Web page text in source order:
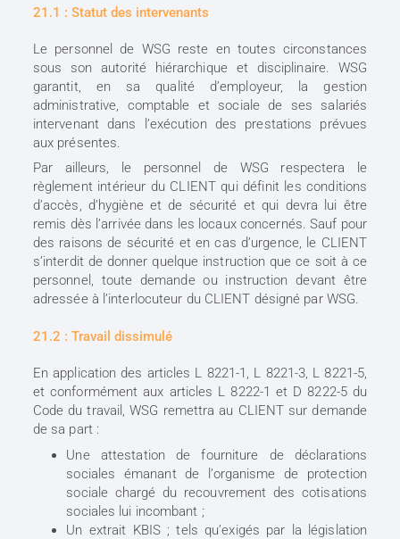
21.1 : Statut des intervenants
Le personnel de WSG reste en toutes circonstances
sous son autorité hiérarchique et disciplinaire. WSG
garantit, en sa qualité d’employeur, la gestion
administrative, comptable et sociale de ses salariés
intervenant dans l’exécution des prestations prévues
aux présentes.
Par ailleurs, le personnel de WSG respectera le
règlement intérieur du CLIENT qui définit les conditions
d’accès, d’hygiène et de sécurité et qui devra lui être
remis dès l’arrivée dans les locaux concernés. Sauf pour
des raisons de sécurité et en cas d’urgence, le CLIENT
s’interdit de donner quelque instruction que ce soit à ce
personnel, toute demande ou instruction devant être
adressée à l’interlocuteur du CLIENT désigné par WSG.
21.2 : Travail dissimulé
En application des articles L 8221-1, L 8221-3, L 8221-5,
et conformément aux articles L 8222-1 et D 8222-5 du
Code du travail, WSG remettra au CLIENT sur demande
de sa part :
Une attestation de fourniture de déclarations
sociales émanant de l’organisme de protection
sociale chargé du recouvrement des cotisations
sociales lui incombant ;
Un extrait KBIS ; tels qu’exigés par la législation